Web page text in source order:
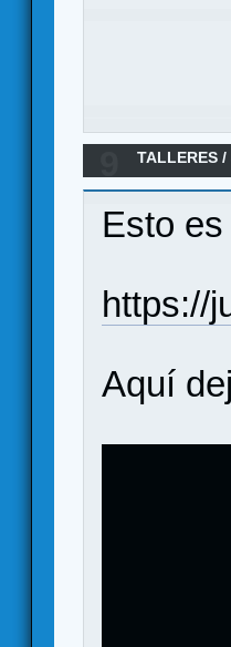
TALLERES /
Esto
https://
Aquí